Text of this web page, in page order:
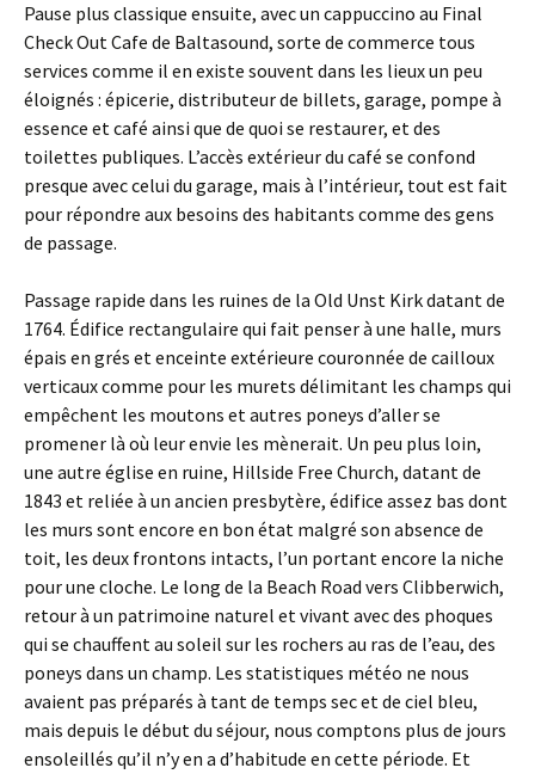
Pause plus classique ensuite, avec un cappuccino au Final
Check Out Cafe de Baltasound, sorte de commerce tous
services comme il en existe souvent dans les lieux un peu
éloignés : épicerie, distributeur de billets, garage, pompe à
essence et café ainsi que de quoi se restaurer, et des
toilettes publiques. L’accès extérieur du café se confond
presque avec celui du garage, mais à l’intérieur, tout est fait
pour répondre aux besoins des habitants comme des gens
de passage.
Passage rapide dans les ruines de la Old Unst Kirk datant de
1764. Édifice rectangulaire qui fait penser à une halle, murs
épais en grés et enceinte extérieure couronnée de cailloux
verticaux comme pour les murets délimitant les champs qui
empêchent les moutons et autres poneys d’aller se
promener là où leur envie les mènerait. Un peu plus loin,
une autre église en ruine, Hillside Free Church, datant de
1843 et reliée à un ancien presbytère, édifice assez bas dont
les murs sont encore en bon état malgré son absence de
toit, les deux frontons intacts, l’un portant encore la niche
pour une cloche. Le long de la Beach Road vers Clibberwich,
retour à un patrimoine naturel et vivant avec des phoques
qui se chauffent au soleil sur les rochers au ras de l’eau, des
poneys dans un champ. Les statistiques météo ne nous
avaient pas préparés à tant de temps sec et de ciel bleu,
mais depuis le début du séjour, nous comptons plus de jours
ensoleillés qu’il n’y en a d’habitude en cette période. Et